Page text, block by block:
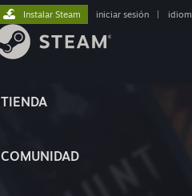
TIENDA
COMUNIDAD
Instalar Steam iniciar sesión